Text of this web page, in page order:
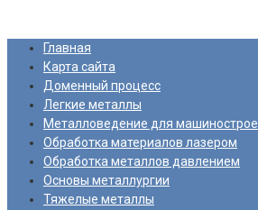
контентуГлавная
Карта сайта
Доменный процесс
Легкие металлы
Металловедение для
Обработка материалов лазером
Обработка металлов давлением
Основы металлургии
Тяжелые металлы